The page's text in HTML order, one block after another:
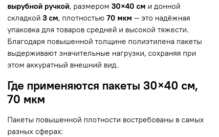
вырубной ручкой, размером 30×40 см и донной
складкой 3 см, плотностью 70 мкм — это надёжная
упаковка для товаров средней и высокой тяжести.
Благодаря повышенной толщине полиэтилена пакеты
выдерживают значительные нагрузки, сохраняя при
этом аккуратный внешний вид.
Где применяются пакеты 30×40 см,
70 мкм
Пакеты повышенной плотности востребованы в самых
разных сферах: